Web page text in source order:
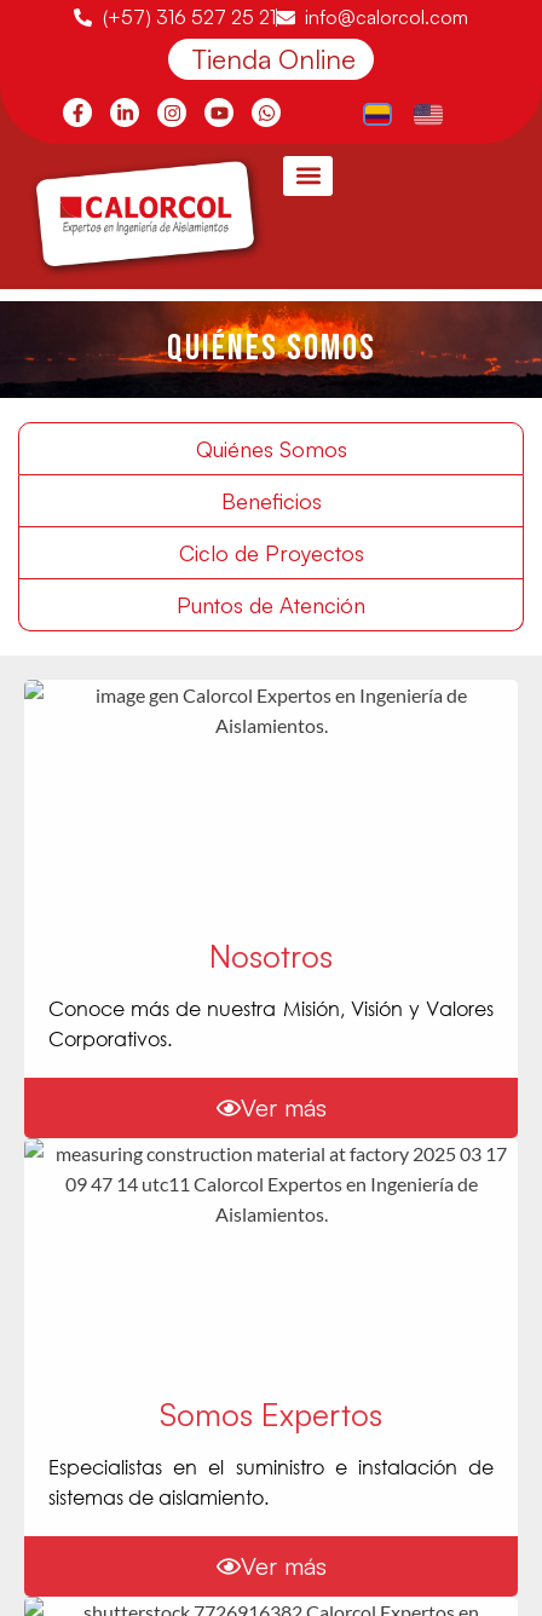
(+57) 316 527 25 21 info@calorcol.com
Tienda Online
QUIÉNES SOMOS
Quiénes Somos
Beneficios
Ciclo de Proyectos
Puntos de Atención
Nosotros
Conoce más de nuestra Misión, Visión y Valores
Corporativos.
Ver más
Somos Expertos
Especialistas en el suministro e instalación de
sistemas de aislamiento.
Ver más